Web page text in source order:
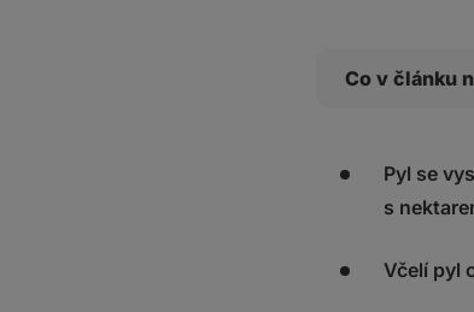
Co v článku
Nutriční
1.
Pyl se
s
Včelí pyl